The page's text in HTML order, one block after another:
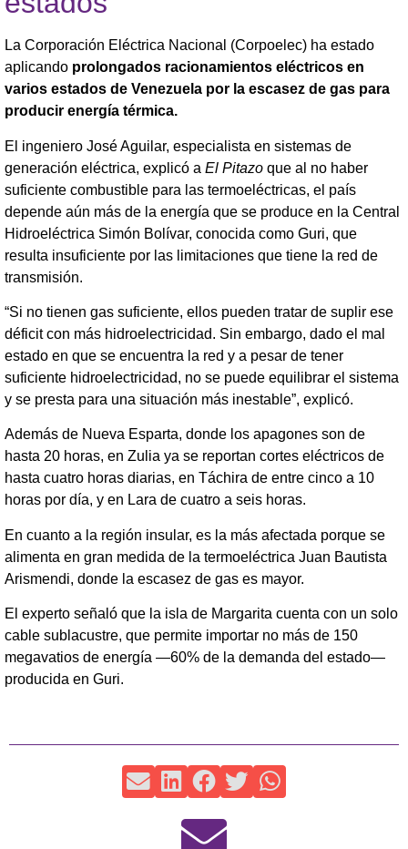
La Corporación Eléctrica Nacional (Corpoelec) ha estado
aplicando prolongados racionamientos eléctricos en
varios estados de Venezuela por la escasez de gas para
producir energía térmica.
El ingeniero José Aguilar, especialista en sistemas de
generación eléctrica, explicó a El Pitazo que al no haber
suficiente combustible para las termoeléctricas, el país
depende aún más de la energía que se produce en la Central
Hidroeléctrica Simón Bolívar, conocida como Guri, que
resulta insuficiente por las limitaciones que tiene la red de
transmisión.
“Si no tienen gas suficiente, ellos pueden tratar de suplir ese
déficit con más hidroelectricidad. Sin embargo, dado el mal
estado en que se encuentra la red y a pesar de tener
suficiente hidroelectricidad, no se puede equilibrar el sistema
y se presta para una situación más inestable”, explicó.
Además de Nueva Esparta, donde los apagones son de
hasta 20 horas, en Zulia ya se reportan cortes eléctricos de
hasta cuatro horas diarias, en Táchira de entre cinco a 10
horas por día, y en Lara de cuatro a seis horas.
En cuanto a la región insular, es la más afectada porque se
alimenta en gran medida de la termoeléctrica Juan Bautista
Arismendi, donde la escasez de gas es mayor.
El experto señaló que la isla de Margarita cuenta con un solo
cable sublacustre, que permite importar no más de 150
megavatios de energía —60% de la demanda del estado—
producida en Guri.